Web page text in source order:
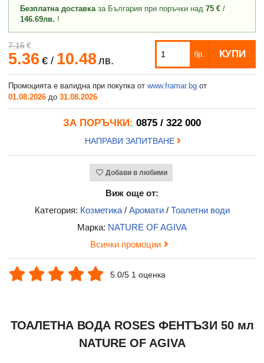
Безплатна доставказа България при поръчки над 75 € /
146.69лв. !
7.15 €
5.36 €/ 10.48лв.
бр. КУПИ
Промоцията е валидна при покупка от www.framar.bg от
01.08.2026 до 31.08.2026
ЗА ПОРЪЧКИ: 0875 / 322 000
НАПРАВИ ЗАПИТВАНЕ
Добави в любими
Виж още от:
Категория: Козметика/ Аромати/ Тоалетни води
Марка: NATURE OF AGIVA
Всички промоции
5.0/5 1 оценка
ТОАЛЕТНА ВОДА ROSES ФЕНТЪЗИ 50 мл
NATURE OF AGIVA